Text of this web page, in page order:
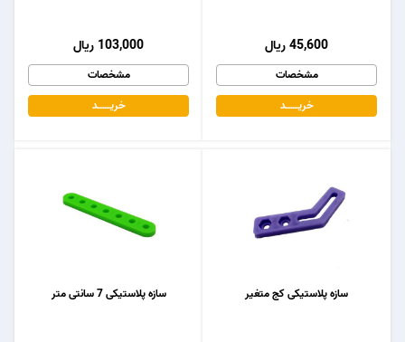
103,000 ریال
مشخصات
خریـــــــد
45,600 ریال
مشخصات
خریـــــــد
سازه پلاستیکی 7 سانتی متر سازه پلاستیکی کج متغیر